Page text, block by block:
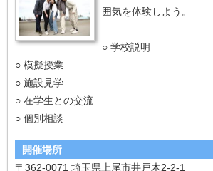
囲気を体験しよう。
○ 学校説明
○ 模擬授業
○ 施設見学
○ 在学生との交流
○ 個別相談
開催場所
〒362-0071 埼玉県上尾市井戸木2-2-1